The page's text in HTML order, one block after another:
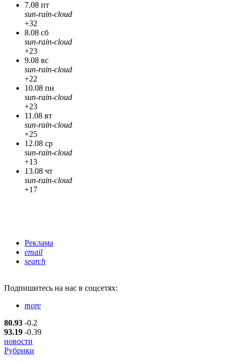
7.08 пт
sun-rain-cloud
+32
8.08 сб
sun-rain-cloud
+23
9.08 вс
sun-rain-cloud
+22
10.08 пн
sun-rain-cloud
+23
11.08 вт
sun-rain-cloud
+25
12.08 ср
sun-rain-cloud
+13
13.08 чт
sun-rain-cloud
+17
Реклама
email
search
Подпишитесь на нас в соцсетях:
more
80.93 -0.2
93.19 -0.39
новости
Рубрики